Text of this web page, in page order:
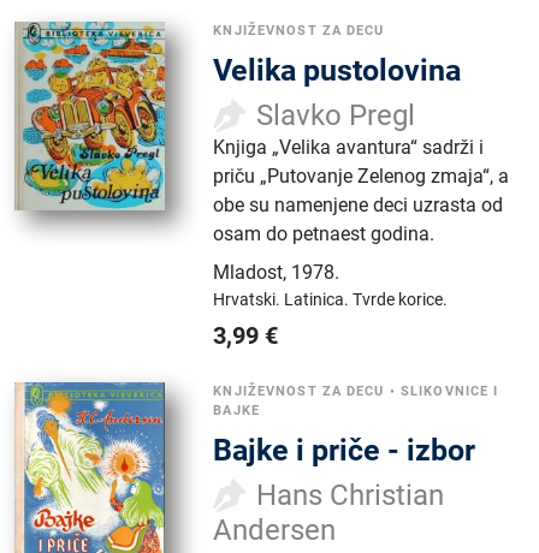
KNJIŽEVNOST ZA DECU
Velika pustolovina
Slavko Pregl
Knjiga „Velika avantura“ sadrži i
priču „Putovanje Zelenog zmaja“, a
obe su namenjene deci uzrasta od
osam do petnaest godina.
Mladost, 1978.
Hrvatski. Latinica.Tvrde korice.
3,99 €
KNJIŽEVNOST ZA DECU • SLIKOVNICE I
BAJKE
Bajke i priče - izbor
Hans Christian
Andersen